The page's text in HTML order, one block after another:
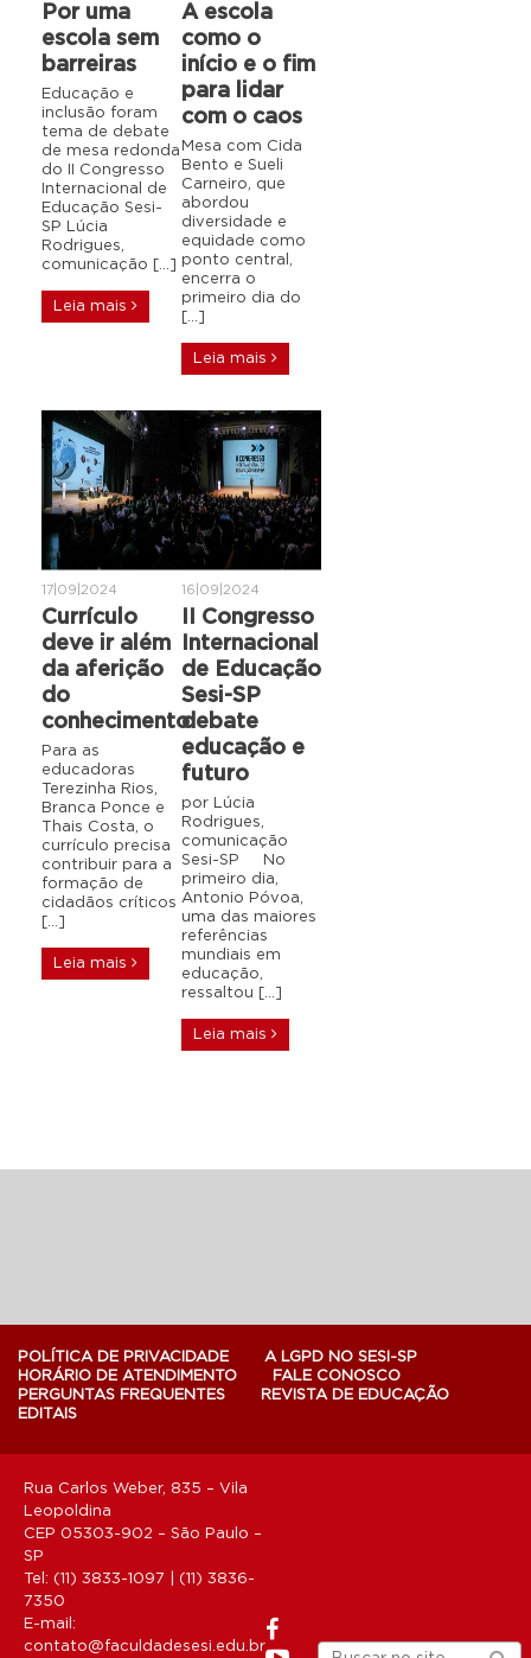
Por uma
escola sem
barreiras
Educação e
inclusão foram
tema de debate
de mesa redonda
do II Congresso
Internacional de
Educação Sesi-
SP Lúcia
Rodrigues,
comunicação […]
Leia mais
A escola
como o
início e o fim
para lidar
com o caos
Mesa com Cida
Bento e Sueli
Carneiro, que
abordou
diversidade e
equidade como
ponto central,
encerra o
primeiro dia do
[…]
Leia mais
17|09|2024
Currículo
deve ir além
da aferição
do
conhecimento
Para as
educadoras
Terezinha Rios,
Branca Ponce e
Thais Costa, o
currículo precisa
contribuir para a
formação de
cidadãos críticos
[…]
Leia mais
16|09|2024
II Congresso
Internacional
de Educação
Sesi-SP
debate
educação e
futuro
por Lúcia
Rodrigues,
comunicação
Sesi-SP No
primeiro dia,
Antonio Póvoa,
uma das maiores
referências
mundiais em
educação,
ressaltou […]
Leia mais
POLÍTICA DE PRIVACIDADE
A LGPD NO SESI-SP
HORÁRIO DE ATENDIMENTO
FALE CONOSCO
PERGUNTAS FREQUENTES
REVISTA DE EDUCAÇÃO
EDITAIS
Rua Carlos Weber, 835 – Vila
Leopoldina
CEP 05303-902 – São Paulo –
SP
Tel: (11) 3833-1097 | (11) 3836-
7350
E-mail:
contato@faculdadesesi.edu.br